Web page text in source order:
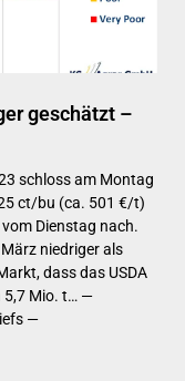
geschätzt –
schloss am Montag
ct/bu (ca. 501 €/t)
Dienstag nach.
niedriger als
dass das USDA
5,7 Mio. t… —
—